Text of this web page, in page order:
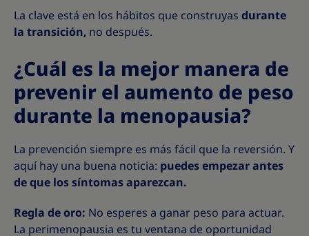
La clave está en los hábitos que construyas durante
la transición, no después.
¿Cuál es la mejor manera de
prevenir el aumento de peso
durante la menopausia?
La prevención siempre es más fácil que la reversión. Y
aquí hay una buena noticia: puedes empezar antes
de que los síntomas aparezcan.
Regla de oro: No esperes a ganar peso para actuar.
La perimenopausia es tu ventana de oportunidad